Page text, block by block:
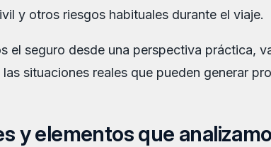
y otros riesgos habituales durante el viaje.
el seguro desde una perspectiva práctica,
situaciones reales que pueden generar
y elementos que